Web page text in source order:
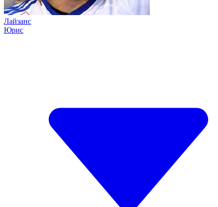
Лайзанс
Юрис